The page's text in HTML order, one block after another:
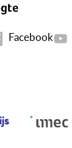
Facebook